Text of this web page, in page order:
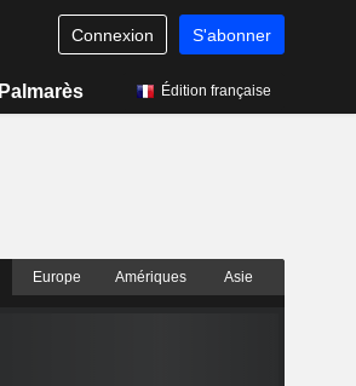
Connexion S'abonner
Palmarès Édition française
Europe Amériques Asie